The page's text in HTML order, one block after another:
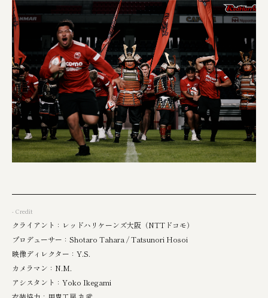
- Credit
クライアント：レッドハリケーンズ大阪（NTTドコモ）
プロデューサー：Shotaro Tahara / Tatsunori Hosoi
映像ディレクター：Y.S.
カメラマン：N.M.
アシスタント：Yoko Ikegami